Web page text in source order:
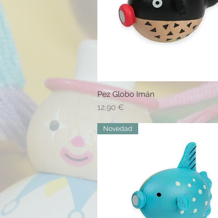
Vista rápida
Pez Globo Imán
Precio
12,90 €
Novedad